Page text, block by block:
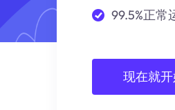
99.5%正常
现在就